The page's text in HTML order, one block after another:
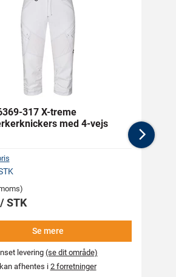
317 X-treme
med 4-vejs
STK
Se mere
levering (se dit område)
afhentes i 2 forretninger